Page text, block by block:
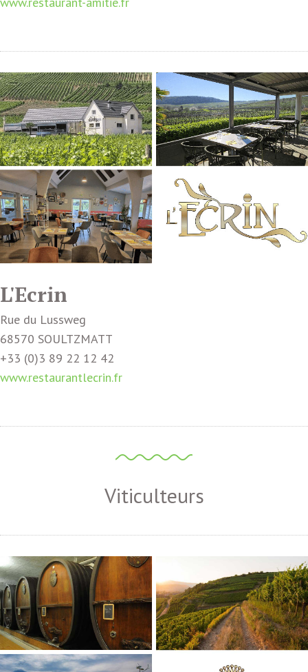
L'Ecrin
Rue du Lussweg
68570 SOULTZMATT
+33 (0)3 89 22 12 42
www.restaurantlecrin.fr
Viticulteurs